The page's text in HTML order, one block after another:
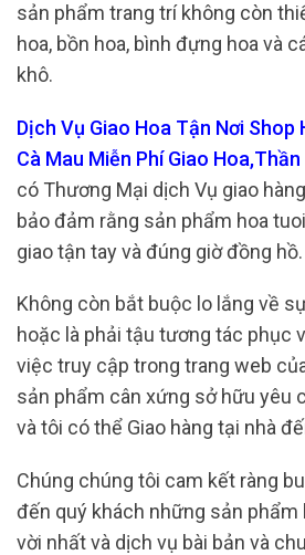
sản phẩm trang trí không còn
hoa, bồn hoa, bình đựng hoa và
khô.
Dịch Vụ Giao Hoa Tận Nơi Shop
Cà Mau Miễn Phí Giao
có Thương Mại dịch Vụ giao
bảo đảm rằng sản phẩm hoa
giao tận tay và đúng giờ đồng hồ.
Không còn bắt buộc lo lắng về
hoặc là phải tậu tương tác phục
việc truy cập trong trang web
sản phẩm cân xứng sở hữu yêu
và tôi có thể Giao hàng tại nhà
Chúng chúng tôi cam kết ràng
đến quý khách những sản
vời nhất và dịch vụ bài bản và